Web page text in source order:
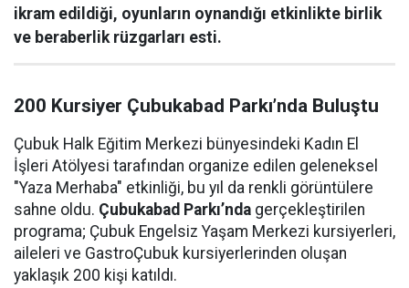
ikram edildiği, oyunların oynandığı etkinlikte birlik
ve beraberlik rüzgarları esti.
200 Kursiyer Çubukabad Parkı’nda Buluştu
Çubuk Halk Eğitim Merkezi bünyesindeki Kadın El
İşleri Atölyesi tarafından organize edilen geleneksel
"Yaza Merhaba" etkinliği, bu yıl da renkli görüntülere
sahne oldu. Çubukabad Parkı’nda gerçekleştirilen
programa; Çubuk Engelsiz Yaşam Merkezi kursiyerleri,
aileleri ve GastroÇubuk kursiyerlerinden oluşan
yaklaşık 200 kişi katıldı.